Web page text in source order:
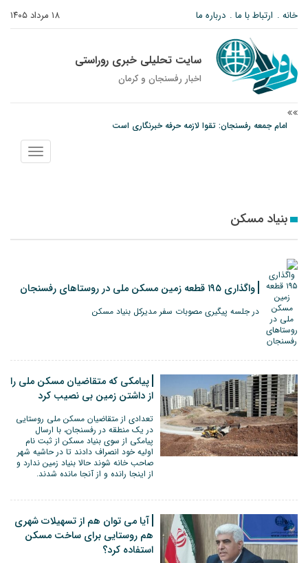
۱۸ مرداد ۱۴۰۵ خانه ارتباط با ما درباره ما
سایت تحلیلی خبری روراستی
اخبار رفسنجان و كرمان
امام جمعه رفسنجان: تقوا لازمه حرفه خبرنگاری است
پیش‌بینی هواشناسی برای استان کرمان؛ از وزش باد و گردوخاک تا رگبار و رعدوبرق
نمایش
منو
بنیاد مسکن
واگذاری ۱۹۵ قطعه زمین مسکن ملی در روستاهای رفسنجان
در جلسه پیگیری مصوبات سفر مدیرکل بنیاد مسکن
پیامکی که متقاضیان مسکن ملی را
از داشتن زمین بی نصیب کرد
تعدادی از متقاضیان مسکن ملی روستایی
در یک منطقه در رفسنجان، با ارسال
پیامکی از سوی بنیاد مسکن از ثبت نام
اولیه خود انصراف دادند تا در حاشیه شهر
صاحب خانه شوند حالا بنیاد زمین ندارد و
از اینجا رانده و از آنجا مانده شدند‌.
آیا می توان هم از تسهیلات شهری
هم روستایی برای ساخت مسکن
استفاده کرد؟